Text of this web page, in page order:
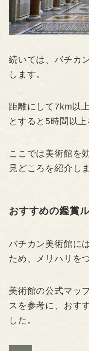
続いては、バチカ
します。
距離にして7km以
とすると5時間以上
ここでは美術館を
見どころを紹介し
おすすめの鑑賞
バチカン美術館に
ため、メリハリを
美術館の公式マッ
スを参考に、おす
した。